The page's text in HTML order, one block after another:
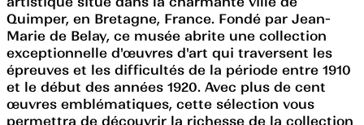
Quimper, en Bretagne, France. Fondé par Jean-
Marie de Belay, ce musée abrite une collection
exceptionnelle d'œuvres d'art qui traversent les
épreuves et les difficultés de la période entre 1910
et le début des années 1920. Avec plus de cent
œuvres emblématiques, cette sélection vous
permettra de découvrir la richesse de la collection